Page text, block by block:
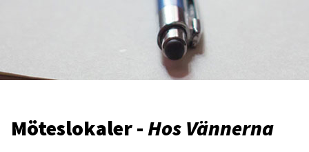
Möteslokaler -Hos Vännerna